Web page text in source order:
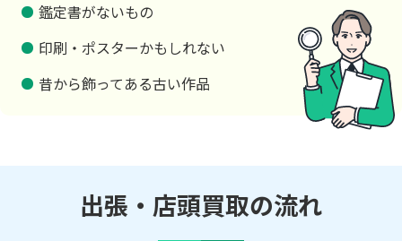
鑑定書がないもの
印刷・ポスターかもしれない
昔から飾ってある古い作品
出張・店頭買取の流れ